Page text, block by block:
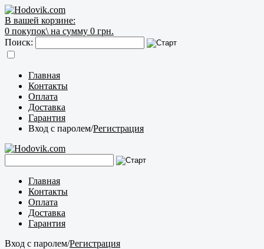
В вашей корзине:
0 покупок\ на сумму 0 грн.
Поиск:
Главная
Контакты
Оплата
Доставка
Гарантия
Вход с паролем/Регистрация
Главная
Контакты
Оплата
Доставка
Гарантия
Вход с паролем/Регистрация